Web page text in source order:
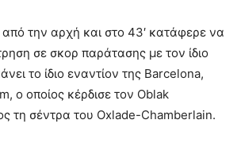
την αρχή και στο 43′ κατάφερε να
σε σκορ παράτασης με τον ίδιο
το ίδιο εναντίον της Barcelona,
ο οποίος κέρδισε τον Oblak
τη σέντρα του Oxlade-Chamberlain.